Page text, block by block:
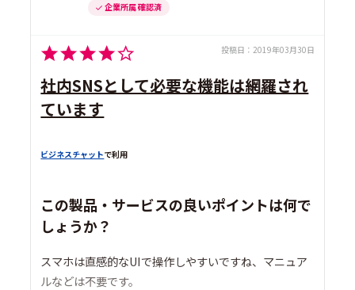
企業所属 確認済
投稿日： 2019年03月30日
社内SNSとして必要な機能は網羅され
ています
ビジネスチャットで利用
この製品・サービスの良いポイントは何で
しょうか？
スマホは直感的なUIで操作しやすいですね、マニュア
ルなどは不要です。